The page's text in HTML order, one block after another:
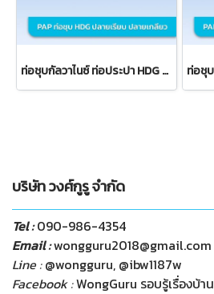
ท่อชุบกัลวาไนซ์ ท่อประปา HDG BS-M คาดน้ำเงิน ปลายเกลียว
บริษัท วงศ์กูรู จำกัด
Tel :090-986-4354
Email :wongguru2018@gmail.com
Line :@wongguru, @ibw1187w
Facebook :WongGuru รอบรู้เรื่องบ้าน